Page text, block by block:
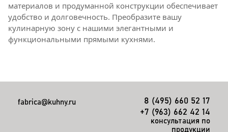
материалов и продуманной конструкции обеспечивает
удобство и долговечность. Преобразите вашу
кулинарную зону с нашими элегантными и
функциональными прямыми кухнями.
fabrica@kuhny.ru
8 (495) 660 52 17
+7 (963) 662 42 14
консультация по
продукции